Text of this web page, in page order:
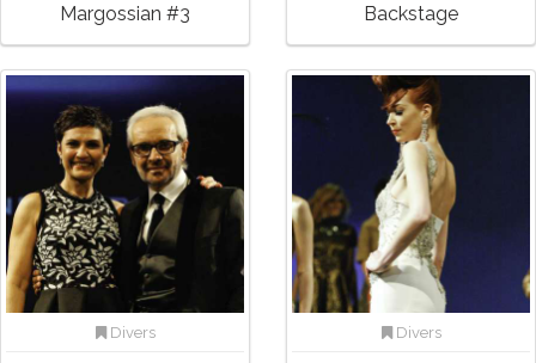
Margossian #3
Backstage
Divers Divers